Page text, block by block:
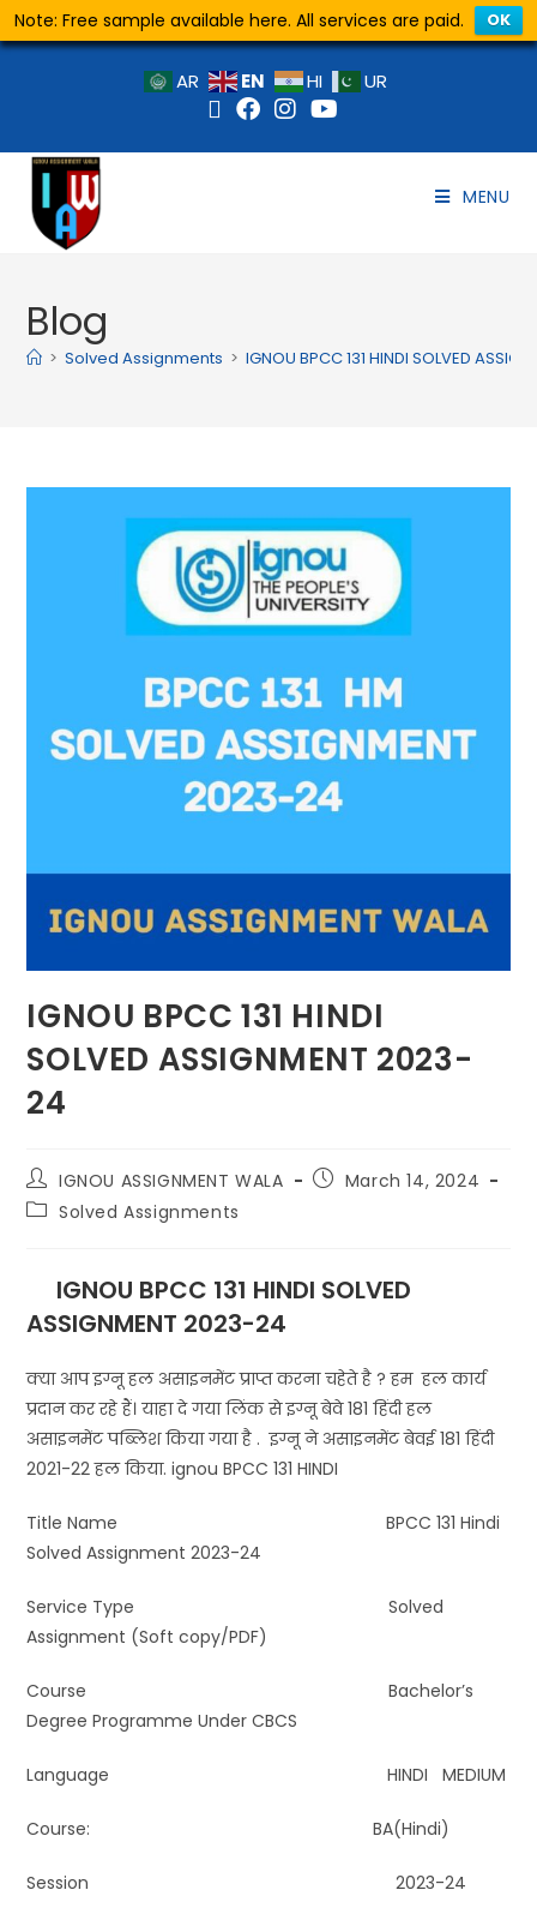
Note: Free sample available here. All services are paid. OK
AR EN HI UR
MENU
Blog
> Solved Assignments > IGNOU BPCC 131 HINDI SOLVED
IGNOU BPCC 131 HINDI
SOLVED ASSIGNMENT 2023-
24
IGNOU ASSIGNMENT WALA
March 14, 2024
Solved Assignments
IGNOU BPCC 131 HINDI SOLVED
ASSIGNMENT 2023-24
क्या आप इग्नू हल असाइनमेंट प्राप्त करना चहेते है ? हम हल कार्य
प्रदान कर रहे हैं। याहा दे गया लिंक से इग्नू बेवे 181 हिंदी हल
असाइनमेंट पब्लिश किया गया है . इग्नू ने असाइनमेंट बेवई 181 हिंदी
2021-22 हल किया. ignou BPCC 131 HINDI
Title Name BPCC 131 Hindi
Solved Assignment 2023-24
Service Type Solved
Assignment (Soft copy/PDF)
Course Bachelor’s
Degree Programme Under CBCS
Language HINDI MEDIUM
Course: BA(Hindi)
Session 2023-24